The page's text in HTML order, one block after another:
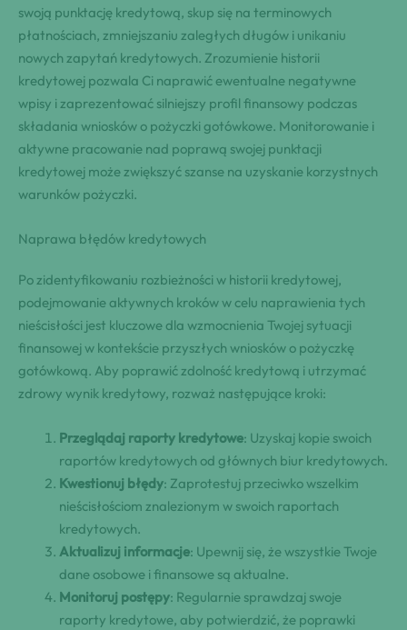
swoją punktację kredytową, skup się na terminowych
płatnościach, zmniejszaniu zaległych długów i unikaniu
nowych zapytań kredytowych. Zrozumienie historii
kredytowej pozwala Ci naprawić ewentualne negatywne
wpisy i zaprezentować silniejszy profil finansowy podczas
składania wniosków o pożyczki gotówkowe. Monitorowanie i
aktywne pracowanie nad poprawą swojej punktacji
kredytowej może zwiększyć szanse na uzyskanie korzystnych
warunków pożyczki.
Naprawa błędów kredytowych
Po zidentyfikowaniu rozbieżności w historii kredytowej,
podejmowanie aktywnych kroków w celu naprawienia tych
nieścisłości jest kluczowe dla wzmocnienia Twojej sytuacji
finansowej w kontekście przyszłych wniosków o pożyczkę
gotówkową. Aby poprawić zdolność kredytową i utrzymać
zdrowy wynik kredytowy, rozważ następujące kroki:
Przeglądaj raporty kredytowe: Uzyskaj kopie swoich
raportów kredytowych od głównych biur kredytowych.
Kwestionuj błędy: Zaprotestuj przeciwko wszelkim
nieścisłościom znalezionym w swoich raportach
kredytowych.
Aktualizuj informacje: Upewnij się, że wszystkie Twoje
dane osobowe i finansowe są aktualne.
Monitoruj postępy: Regularnie sprawdzaj swoje
raporty kredytowe, aby potwierdzić, że poprawki